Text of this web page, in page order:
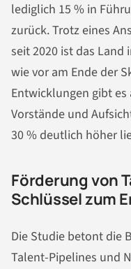
lediglich 15 % in
zurück. Trotz eines
seit 2020 ist das Land
wie vor am Ende der
Entwicklungen gibt
Vorstände und
30 % deutlich höher
Förderung von
Schlüssel zum
Die Studie betont die
Talent-Pipelines und